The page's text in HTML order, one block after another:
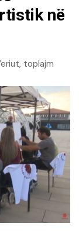
në
, toplajm